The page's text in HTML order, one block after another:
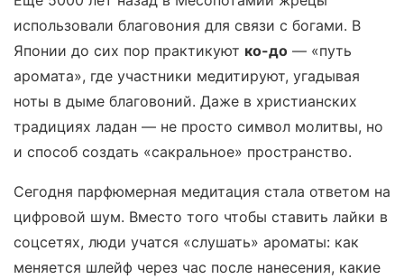
использовали благовония для связи с богами. В
Японии до сих пор практикуют ко-до — «путь
аромата», где участники медитируют, угадывая
ноты в дыме благовоний. Даже в христианских
традициях ладан — не просто символ молитвы, но
и способ создать «сакральное» пространство.
Сегодня парфюмерная медитация стала ответом на
цифровой шум. Вместо того чтобы ставить лайки в
соцсетях, люди учатся «слушать» ароматы: как
меняется шлейф через час после нанесения, какие